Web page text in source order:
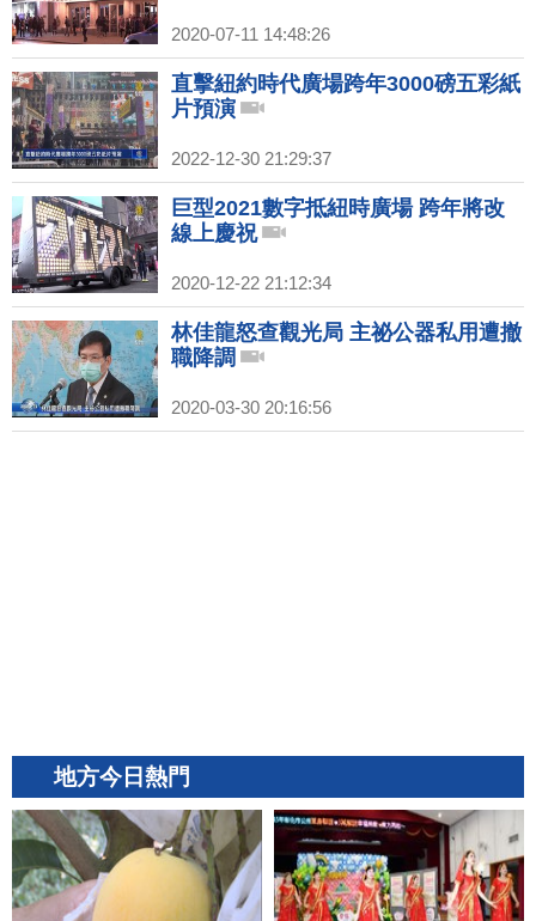
2020-07-11 14:48:26
直擊紐約時代廣場跨年3000磅五彩紙
片預演
2022-12-30 21:29:37
巨型2021數字抵紐時廣場 跨年將改
線上慶祝
2020-12-22 21:12:34
林佳龍怒查觀光局 主祕公器私用遭撤
職降調
2020-03-30 20:16:56
地方今日熱門